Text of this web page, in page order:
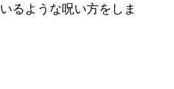
るような呪い方をしま